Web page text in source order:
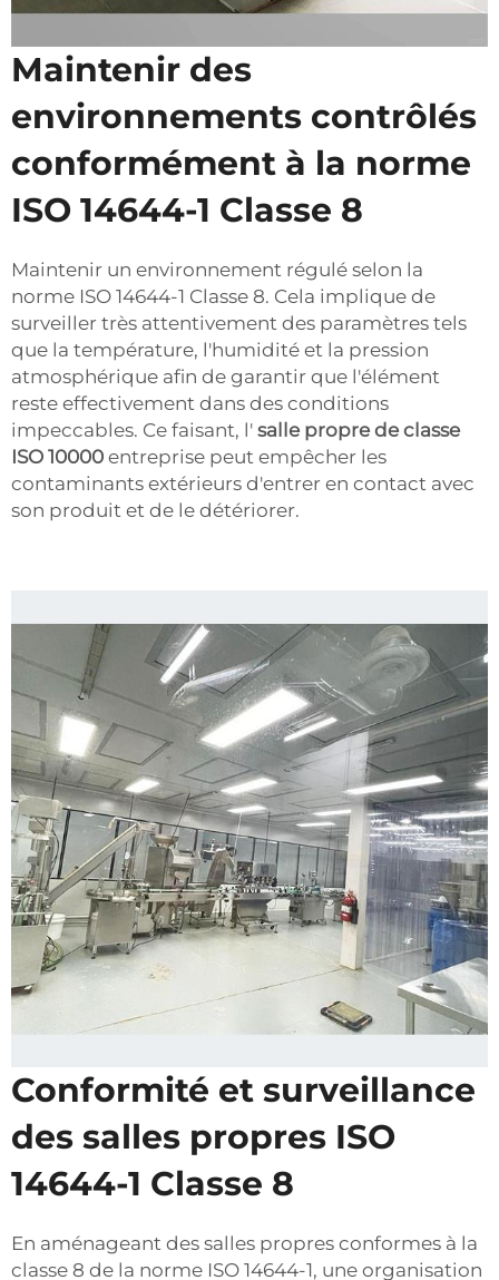
Maintenir des
environnements contrôlés
conformément à la norme
ISO 14644-1 Classe 8
Maintenir un environnement régulé selon la
norme ISO 14644-1 Classe 8. Cela implique de
surveiller très attentivement des paramètres tels
que la température, l'humidité et la pression
atmosphérique afin de garantir que l'élément
reste effectivement dans des conditions
impeccables. Ce faisant, l' salle propre de classe
ISO 10000 entreprise peut empêcher les
contaminants extérieurs d'entrer en contact avec
son produit et de le détériorer.
Conformité et surveillance
des salles propres ISO
14644-1 Classe 8
En aménageant des salles propres conformes à la
classe 8 de la norme ISO 14644-1, une organisation